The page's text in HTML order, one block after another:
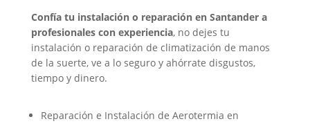
Confía tu instalación o reparación en Santander a
profesionales con experiencia, no dejes tu
instalación o reparación de climatización de manos
de la suerte, ve a lo seguro y ahórrate disgustos,
tiempo y dinero.
Reparación e Instalación de Aerotermia en